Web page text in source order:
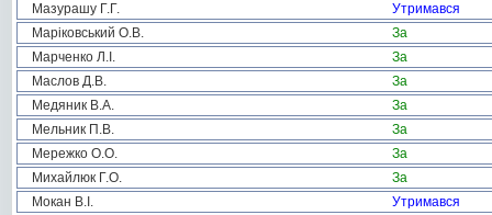
Мазурашу Г.Г.
Утримався
Маріковський О.В.
За
Марченко Л.І.
За
Маслов Д.В.
За
Медяник В.А.
За
Мельник П.В.
За
Мережко О.О.
За
Михайлюк Г.О.
За
Мокан В.І.
Утримався